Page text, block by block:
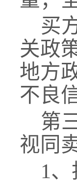
买
关政
地方
不良
第
视同
1、